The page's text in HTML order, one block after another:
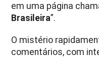
em uma página
Brasileira”.
O mistério
comentários, com